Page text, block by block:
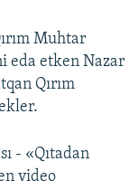
Muhtar
eda etken Nazar
Qırım
- «Qıtadan
video